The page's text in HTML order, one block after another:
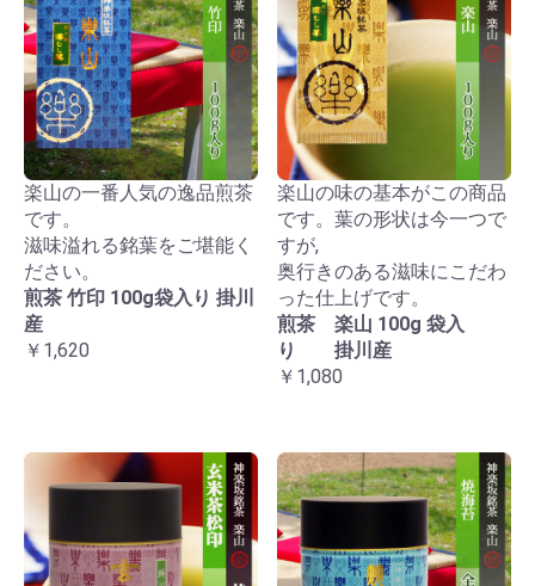
楽山の一番人気の逸品煎茶
です。
滋味溢れる銘葉をご堪能く
ださい。
煎茶 竹印 100g袋入り 掛川
産
￥1,620
楽山の味の基本がこの商品
です。葉の形状は今一つで
すが,
奥行きのある滋味にこだわ
った仕上げです。
煎茶 楽山 100g 袋入
り 掛川産
￥1,080